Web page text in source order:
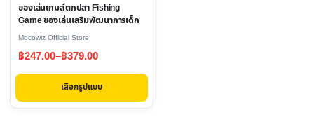
ของเล่นเกมส์ตกปลา Fishing
Game ของเล่นเสริมพัฒนาการเด็ก
Mocowiz Official Store
฿247.00–฿379.00
Price
range:
through
เลือกรูปแบบ
be
chosen
on
the
page